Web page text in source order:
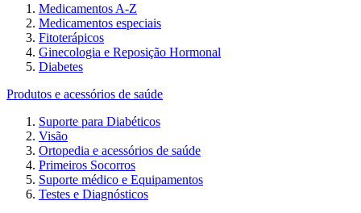
Medicamentos A-Z
Medicamentos especiais
Fitoterápicos
Ginecologia e Reposição Hormonal
Diabetes
Produtos e acessórios de saúde
Suporte para Diabéticos
Visão
Ortopedia e acessórios de saúde
Primeiros Socorros
Suporte médico e Equipamentos
Testes e Diagnósticos